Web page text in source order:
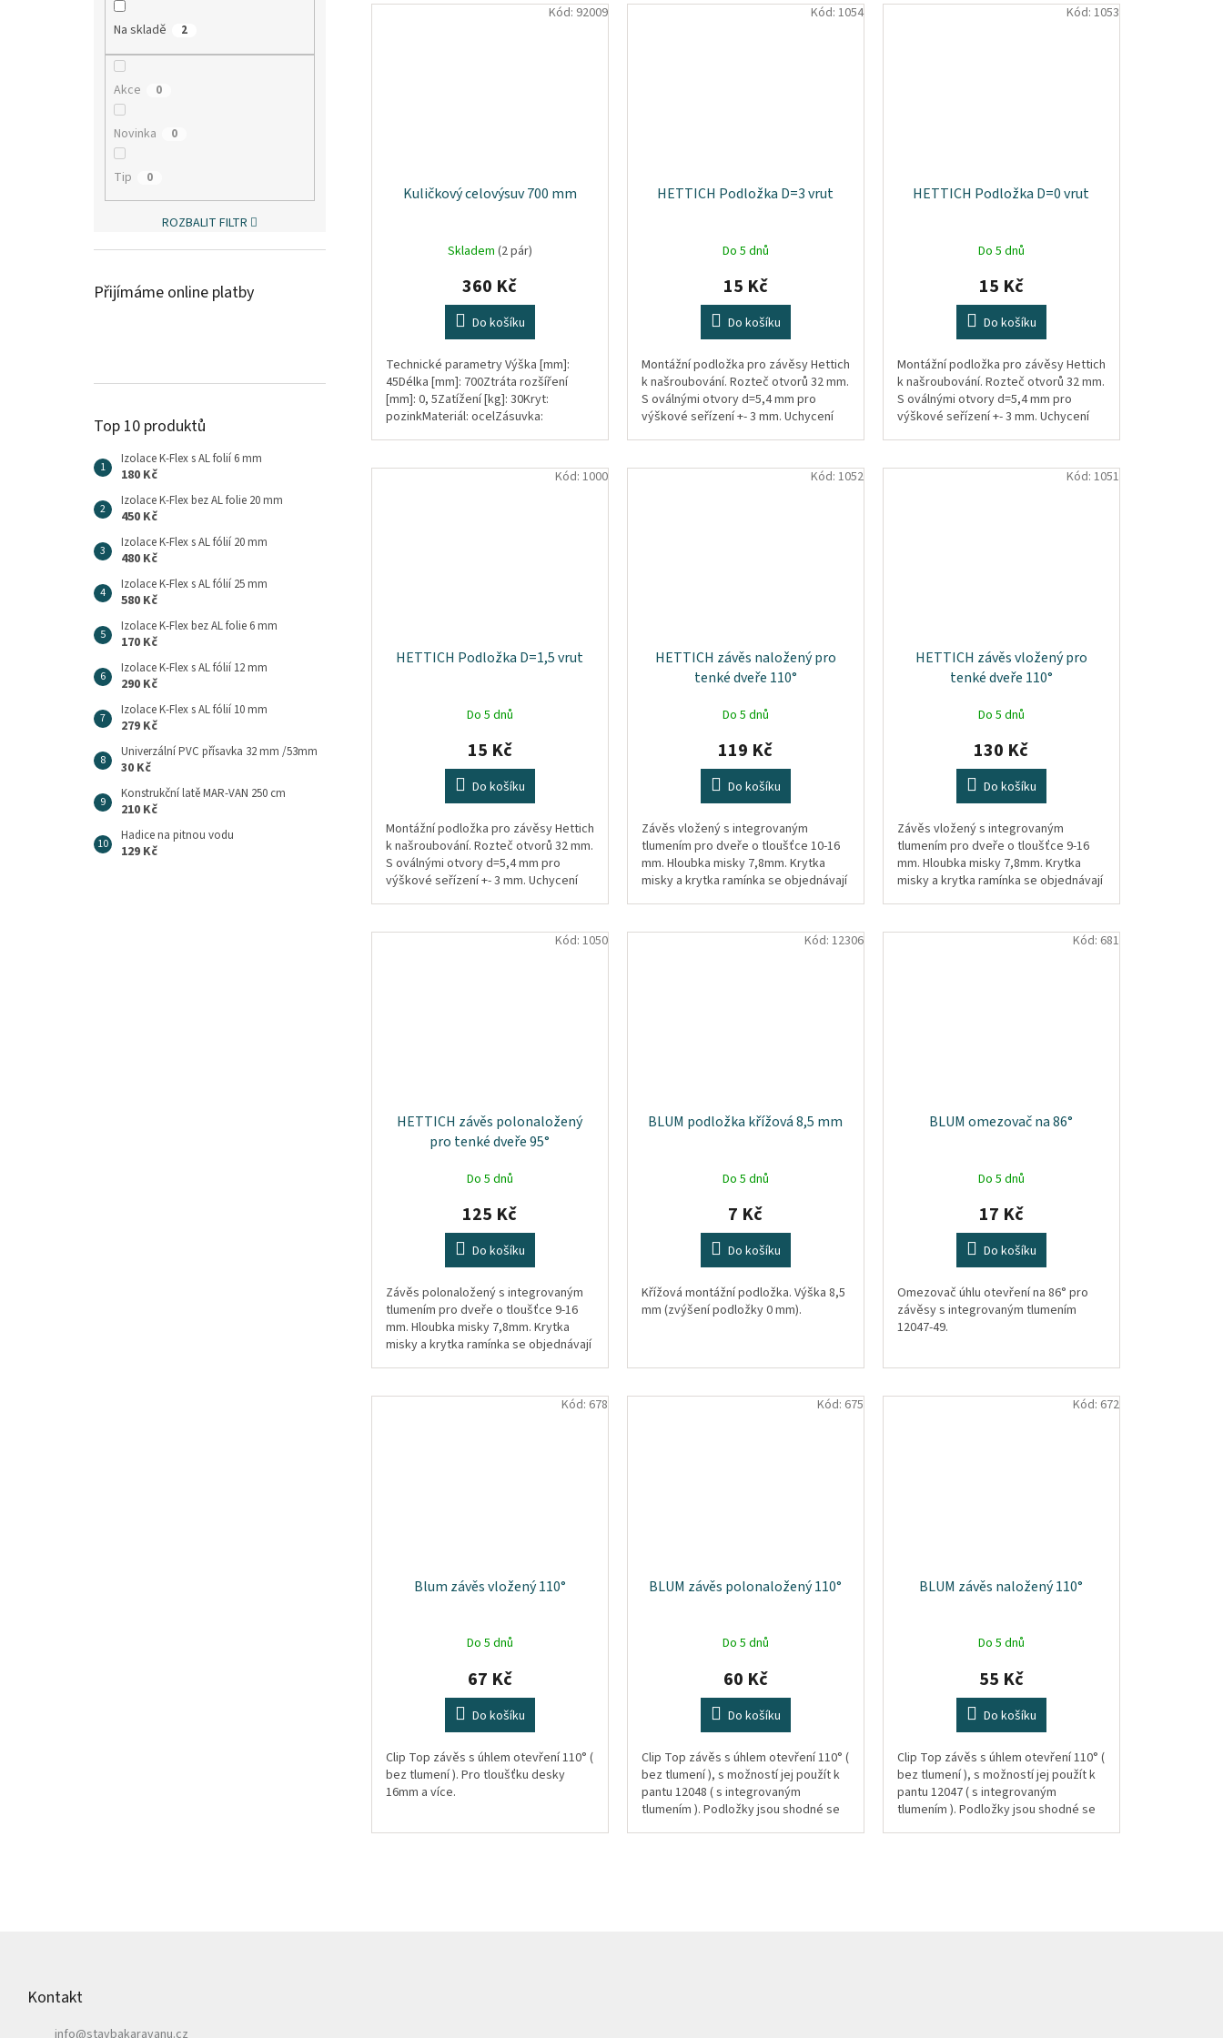
Na skladě 2
Akce 0
Novinka 0
Tip 0
ROZBALIT FILTR
Přijímáme online platby
Top 10 produktů
Izolace K-Flex s AL folií 6 mm
180 Kč
Izolace K-Flex bez AL folie 20 mm
450 Kč
Izolace K-Flex s AL fólií 20 mm
480 Kč
Izolace K-Flex s AL fólií 25 mm
580 Kč
Izolace K-Flex bez AL folie 6 mm
170 Kč
Izolace K-Flex s AL fólií 12 mm
290 Kč
Izolace K-Flex s AL fólií 10 mm
279 Kč
Univerzální PVC přísavka 32 mm /53mm
30 Kč
Konstrukční latě MAR-VAN 250 cm
210 Kč
Hadice na pitnou vodu
129 Kč
Kuličkový celovýsuv 700 mm
Skladem (2 pár)
360 Kč
Do košíku
Technické parametry Výška [mm]:
45Délka [mm]: 700Ztráta rozšíření
[mm]: 0, 5Zatížení [kg]: 30Kryt:
pozinkMateriál: ocelZásuvka:
Kód: 92009
HETTICH Podložka D=3 vrut
Do 5 dnů
15 Kč
Do košíku
Montážní podložka pro závěsy Hettich
k našroubování. Rozteč otvorů 32 mm.
S oválnými otvory d=5,4 mm pro
výškové seřízení +- 3 mm. Uchycení
Kód: 1054
HETTICH Podložka D=0 vrut
Do 5 dnů
15 Kč
Do košíku
Montážní podložka pro závěsy Hettich
k našroubování. Rozteč otvorů 32 mm.
S oválnými otvory d=5,4 mm pro
výškové seřízení +- 3 mm. Uchycení
Kód: 1053
HETTICH Podložka D=1,5 vrut
Do 5 dnů
15 Kč
Do košíku
Montážní podložka pro závěsy Hettich
k našroubování. Rozteč otvorů 32 mm.
S oválnými otvory d=5,4 mm pro
výškové seřízení +- 3 mm. Uchycení
Kód: 1000
HETTICH závěs naložený pro
tenké dveře 110°
Do 5 dnů
119 Kč
Do košíku
Závěs vložený s integrovaným
tlumením pro dveře o tloušťce 10-16
mm. Hloubka misky 7,8mm. Krytka
misky a krytka ramínka se objednávají
Kód: 1052
HETTICH závěs vložený pro
tenké dveře 110°
Do 5 dnů
130 Kč
Do košíku
Závěs vložený s integrovaným
tlumením pro dveře o tloušťce 9-16
mm. Hloubka misky 7,8mm. Krytka
misky a krytka ramínka se objednávají
Kód: 1051
HETTICH závěs polonaložený
pro tenké dveře 95°
Do 5 dnů
125 Kč
Do košíku
Závěs polonaložený s integrovaným
tlumením pro dveře o tloušťce 9-16
mm. Hloubka misky 7,8mm. Krytka
misky a krytka ramínka se objednávají
Kód: 1050
BLUM podložka křížová 8,5 mm
Do 5 dnů
7 Kč
Do košíku
Křížová montážní podložka. Výška 8,5
mm (zvýšení podložky 0 mm).
Kód: 12306
BLUM omezovač na 86°
Do 5 dnů
17 Kč
Do košíku
Omezovač úhlu otevření na 86° pro
závěsy s integrovaným tlumením
12047-49.
Kód: 681
Blum závěs vložený 110°
Do 5 dnů
67 Kč
Do košíku
Clip Top závěs s úhlem otevření 110° (
bez tlumení ). Pro tloušťku desky
16mm a více.
Kód: 678
BLUM závěs polonaložený 110°
Do 5 dnů
60 Kč
Do košíku
Clip Top závěs s úhlem otevření 110° (
bez tlumení ), s možností jej použít k
pantu 12048 ( s integrovaným
tlumením ). Podložky jsou shodné se
Kód: 675
BLUM závěs naložený 110°
Do 5 dnů
55 Kč
Do košíku
Clip Top závěs s úhlem otevření 110° (
bez tlumení ), s možností jej použít k
pantu 12047 ( s integrovaným
tlumením ). Podložky jsou shodné se
Kód: 672
Kontakt
info@stavbakaravanu.cz